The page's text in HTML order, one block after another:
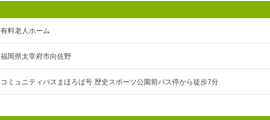
有料老人ホーム
福岡県太宰府市向佐野
コミュニティバスまほろば号 歴史スポーツ公園前バス停から徒歩7分